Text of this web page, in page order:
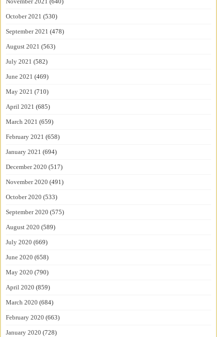
October 2021 (530)
September 2021 (478)
August 2021 (563)
July 2021 (582)
June 2021 (469)
May 2021 (710)
April 2021 (685)
March 2021 (659)
February 2021 (658)
January 2021 (694)
December 2020 (517)
November 2020 (491)
October 2020 (533)
September 2020 (575)
August 2020 (589)
July 2020 (669)
June 2020 (658)
May 2020 (790)
April 2020 (859)
March 2020 (684)
February 2020 (663)
January 2020 (728)